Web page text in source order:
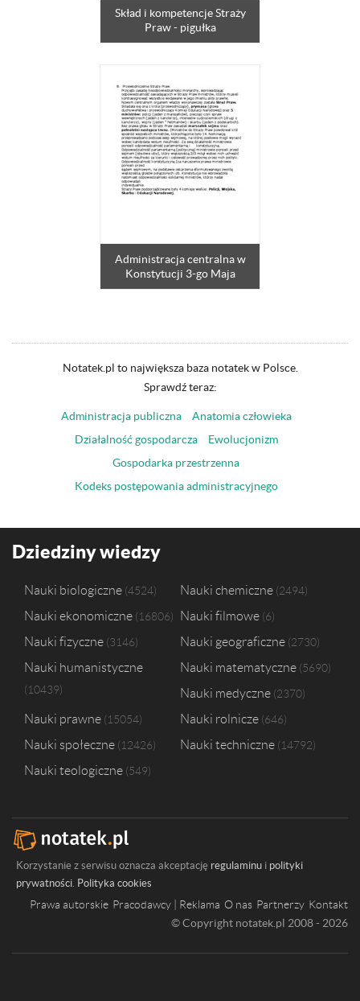
Skład i kompetencje Straży
Praw - pigułka
Administracja centralna w
Konstytucji 3-go Maja
Notatek.pl to największa baza notatek w Polsce.
Sprawdź teraz:
Administracja publiczna
Anatomia człowieka
Działalność gospodarcza
Ewolucjonizm
Gospodarka przestrzenna
Kodeks postępowania administracyjnego
Dziedziny wiedzy
Nauki biologiczne 4524 Nauki chemiczne 2494
Nauki ekonomiczne 16806 Nauki filmowe 6
Nauki fizyczne 3146 Nauki geograficzne 2730
Nauki humanistyczne
10439
Nauki matematyczne 5690
Nauki medyczne 2370
Nauki prawne 15054 Nauki rolnicze 646
Nauki społeczne 12426 Nauki techniczne 14792
Nauki teologiczne 549
Korzystanie z serwisu oznacza akceptację regulaminu i polityki
prywatności. Polityka cookies
Prawa autorskie Pracodawcy | Reklama O nas Partnerzy Kontakt
© Copyright notatek.pl 2008 - 2026